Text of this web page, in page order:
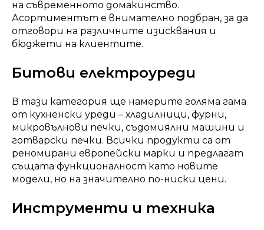
на съвременното домакинство.
Асортиментът е внимателно подбран, за да
отговори на различните изисквания и
бюджети на клиентите.
Битови електроуреди
В тази категория ще намерите голяма гама
от кухненски уреди – хладилници, фурни,
микровълнови печки, съдомиялни машини и
готварски печки. Всички продукти са от
реномирани европейски марки и предлагат
същата функционалност като новите
модели, но на значително по-ниски цени.
Инструменти и техника